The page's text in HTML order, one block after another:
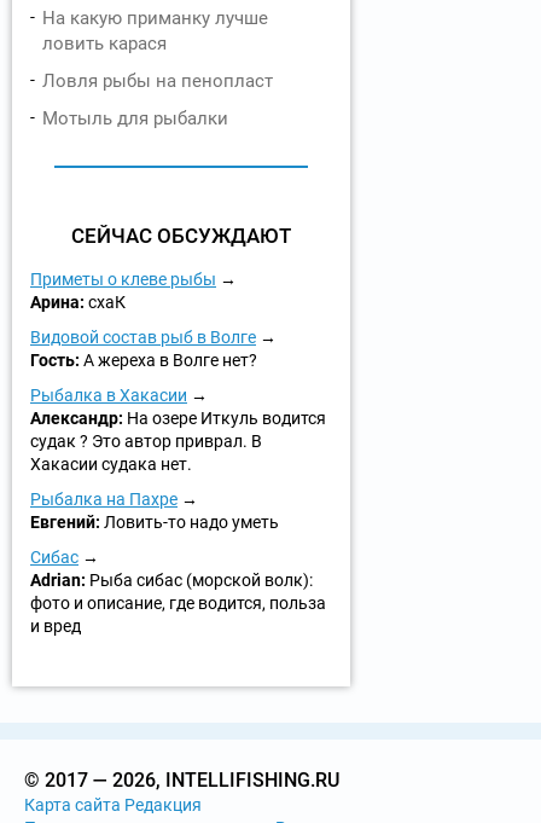
На какую приманку лучше
ловить карася
Ловля рыбы на пенопласт
Мотыль для рыбалки
СЕЙЧАС ОБСУЖДАЮТ
Приметы о клеве рыбы
Арина: схаК
Видовой состав рыб в Волге
Гость: А жереха в Волге нет?
Рыбалка в Хакасии
Александр: На озере Иткуль водится
судак ? Это автор приврал. В
Хакасии судака нет.
Рыбалка на Пахре
Евгений: Ловить-то надо уметь
Сибас
Adrian: Рыба сибас (морской волк):
фото и описание, где водится, польза
и вред
© 2017 — 2026, INTELLIFISHING.RU
Карта сайта Редакция